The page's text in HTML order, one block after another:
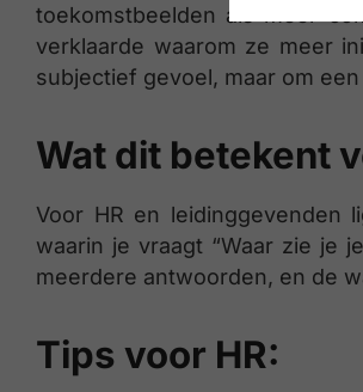
toekomstbeelden als meer
verklaarde waarom ze meer
subjectief gevoel, maar om
Wat dit betekent
Voor HR en leidinggevenden
waarin je vraagt “Waar zie je
meerdere antwoorden, en de
Tips voor HR: